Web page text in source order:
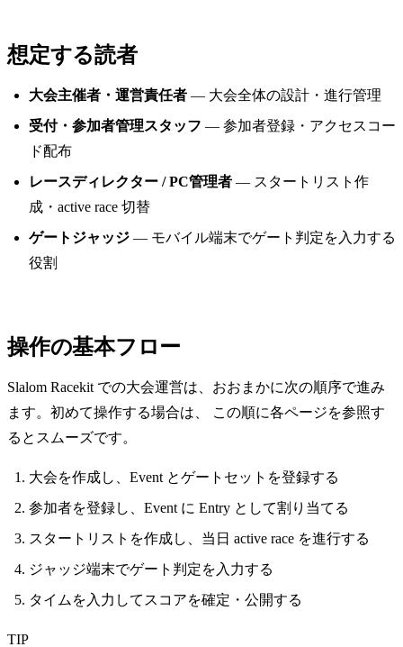
想定する読者
大会主催者・運営責任者 — 大会全体の設計・進行管理
受付・参加者管理スタッフ — 参加者登録・アクセスコー
ド配布
レースディレクター / PC管理者 — スタートリスト作
成・active race 切替
ゲートジャッジ — モバイル端末でゲート判定を入力する
役割
操作の基本フロー
Slalom Racekit での大会運営は、おおまかに次の順序で進み
ます。初めて操作する場合は、 この順に各ページを参照す
るとスムーズです。
大会を作成し、Event とゲートセットを登録する
参加者を登録し、Event に Entry として割り当てる
スタートリストを作成し、当日 active race を進行する
ジャッジ端末でゲート判定を入力する
タイムを入力してスコアを確定・公開する
TIP